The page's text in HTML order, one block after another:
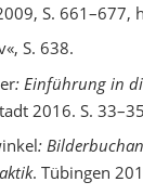
S. 661–677,
S. 638.
: Einführung in
2016. S.
:
. Tübingen